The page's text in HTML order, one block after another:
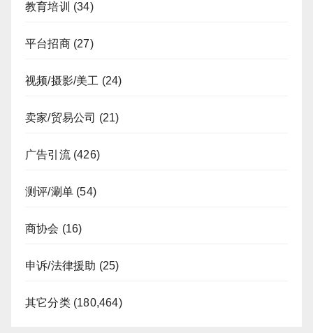
教育培训 (34)
平台招商(27)
视频/摄影/美工 (24)
卖家/贸易公司 (21)
广告引流(426)
测评/涮单 (54)
商协会 (16)
申诉/法律援助 (25)
其它分类(180,464)